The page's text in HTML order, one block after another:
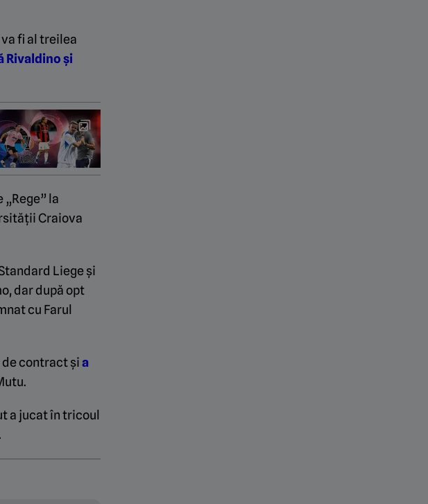
fi al treilea
Rivaldino și
la
Craiova
Liege și
dar după opt
cu Farul
de contract șia
a jucat în tricoul